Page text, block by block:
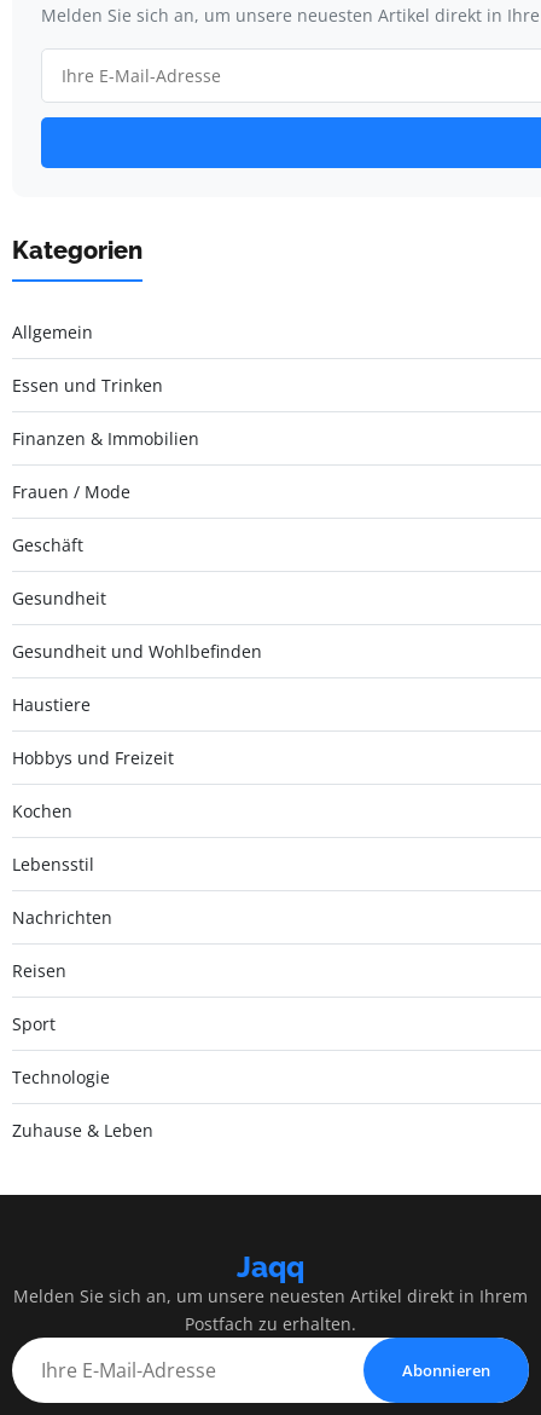
Melden Sie sich an, um unsere neuesten Artikel direkt in
Kategorien
Allgemein
Essen und Trinken
Finanzen & Immobilien
Frauen / Mode
Geschäft
Gesundheit
Gesundheit und Wohlbefinden
Haustiere
Hobbys und Freizeit
Kochen
Lebensstil
Nachrichten
Reisen
Sport
Technologie
Zuhause & Leben
Jaqq
Melden Sie sich an, um unsere neuesten Artikel direkt in Ihrem
Postfach zu erhalten.
Abonnieren